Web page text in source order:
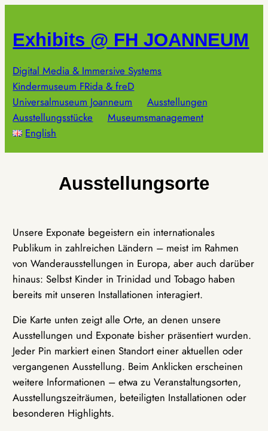
springen
Exhibits @ FH JOANNEUM
Digital Media & Immersive Systems
Kindermuseum FRida & freD
Universalmuseum Joanneum
Ausstellungen
Ausstellungsstücke
Museumsmanagement
English
Ausstellungsorte
Unsere Exponate begeistern ein internationales
Publikum in zahlreichen Ländern – meist im Rahmen
von Wanderausstellungen in Europa, aber auch darüber
hinaus: Selbst Kinder in Trinidad und Tobago haben
bereits mit unseren Installationen interagiert.
Die Karte unten zeigt alle Orte, an denen unsere
Ausstellungen und Exponate bisher präsentiert wurden.
Jeder Pin markiert einen Standort einer aktuellen oder
vergangenen Ausstellung. Beim Anklicken erscheinen
weitere Informationen – etwa zu Veranstaltungsorten,
Ausstellungszeiträumen, beteiligten Installationen oder
besonderen Highlights.